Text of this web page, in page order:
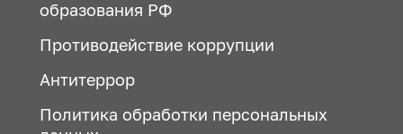
образования РФ
Противодействие коррупции
Антитеррор
Политика обработки персональных